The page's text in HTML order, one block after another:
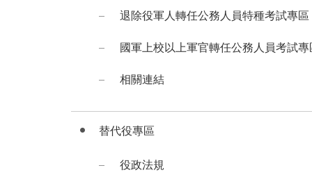
退除役軍人轉任公務人員特種考試專區
國軍上校以上軍官轉任公務人員考試專
相關連結
替代役專區
役政法規